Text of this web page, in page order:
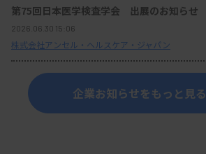
第75回日本医学検査学会 出展のお知らせ
2026.06.30 15:06
株式会社アンセル・ヘルスケア・ジャパン
企業お知らせをもっと見る